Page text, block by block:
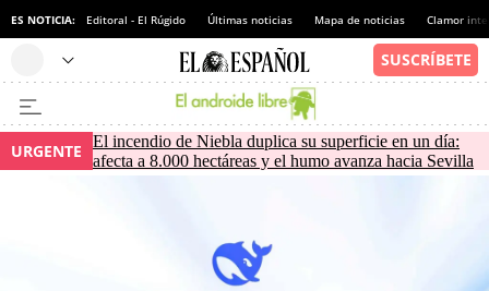
ES NOTICIA: Editoral - El Rúgido Últimas noticias Mapa de noticias Clamor
URGENTE
El incendio de Niebla duplica su superficie en un día:
afecta a 8.000 hectáreas y el humo avanza hacia Sevilla